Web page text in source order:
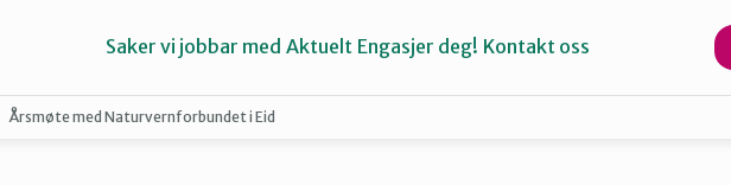
Saker vi jobbar med Aktuelt Engasjer deg! Kontakt oss
Årsmøte med Naturvernforbundet i Eid